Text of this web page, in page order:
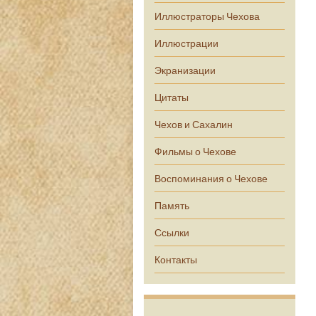
Иллюстраторы Чехова
Иллюстрации
Экранизации
Цитаты
Чехов и Сахалин
Фильмы о Чехове
Воспоминания о Чехове
Память
Ссылки
Контакты